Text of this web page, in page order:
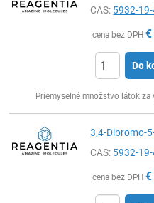
CAS: 5932-
cena bez DPH €
Do
Priemyselné množstvo látok za
3,4-Dibromo-
CAS: 5932-
cena bez DPH €